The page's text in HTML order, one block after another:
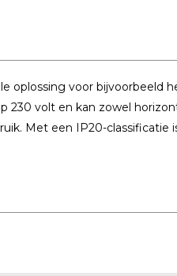
oplossing voor bijvoorbeeld
230 volt en kan zowel
Met een IP20-classificatie